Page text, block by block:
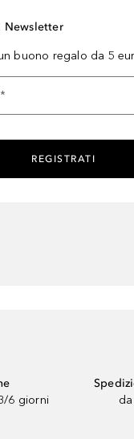
Newsletter
buono regalo da 5
*
REGISTRATI
6 giorni